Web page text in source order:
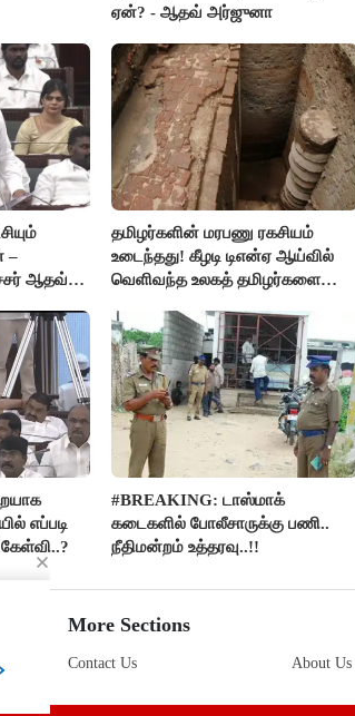
ஏன்? - ஆதவ் அர்ஜுனா
–
ஆதவ்
தமிழர்களின் மரபணு ரகசியம்
உடைந்தது! கீழடி டிஎன்ஏ ஆய்வில்
வெளிவந்த உலகத் தமிழர்களை
எப்படி
#BREAKING: டாஸ்மாக்
கடைகளில் போலீசாருக்கு பணி..
நீதிமன்றம் உத்தரவு..!!
More Sections
Contact Us About Us